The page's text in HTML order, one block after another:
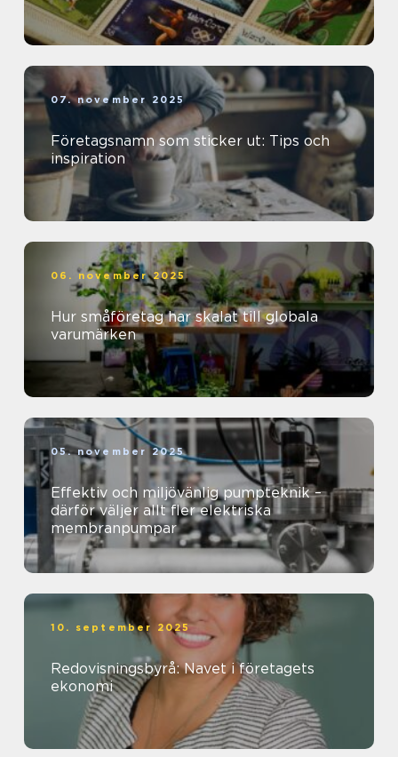
07. november 2025
Företagsnamn som sticker ut: Tips och
inspiration
06. november 2025
Hur småföretag har skalat till globala
varumärken
05. november 2025
Effektiv och miljövänlig pumpteknik –
därför väljer allt fler elektriska
membranpumpar
10. september 2025
Redovisningsbyrå: Navet i företagets
ekonomi